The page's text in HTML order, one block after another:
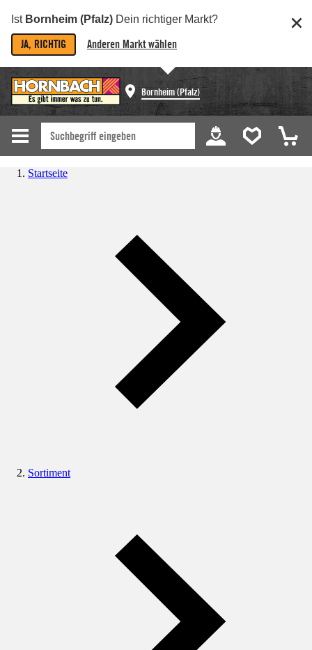
Ist Bornheim (Pfalz) Dein richtiger Markt?
JA, RICHTIG Anderen Markt wählen
Bornheim (Pfalz)
Startseite
Sortiment